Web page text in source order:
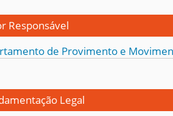
Responsável
de Provimento e
Legal